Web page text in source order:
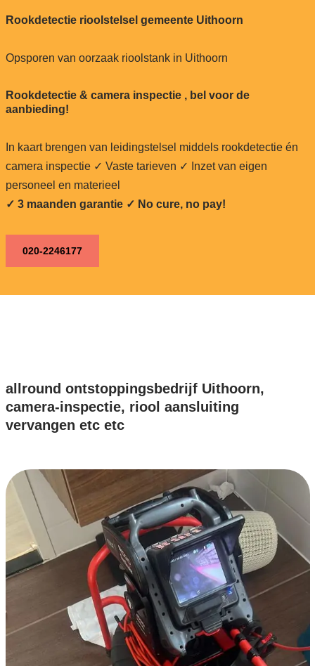
Rookdetectie rioolstelsel gemeente Uithoorn
Opsporen van oorzaak rioolstank in Uithoorn
Rookdetectie & camera inspectie , bel voor de
aanbieding!
In kaart brengen van leidingstelsel middels rookdetectie én
camera inspectie ✓ Vaste tarieven ✓ Inzet van eigen
personeel en materieel
✓ 3 maanden garantie ✓ No cure, no pay!
020-2246177
allround ontstoppingsbedrijf Uithoorn,
camera-inspectie, riool aansluiting
vervangen etc etc